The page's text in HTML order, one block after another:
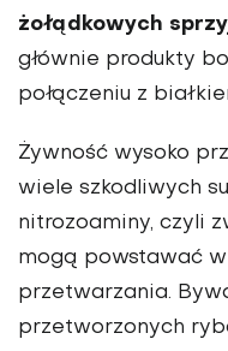
żołądkowych
głównie produkty
połączeniu z
Żywność wysoko
wiele szkodliwych
nitrozoaminy, czyli
mogą powstawać
przetwarzania.
przetworzonych